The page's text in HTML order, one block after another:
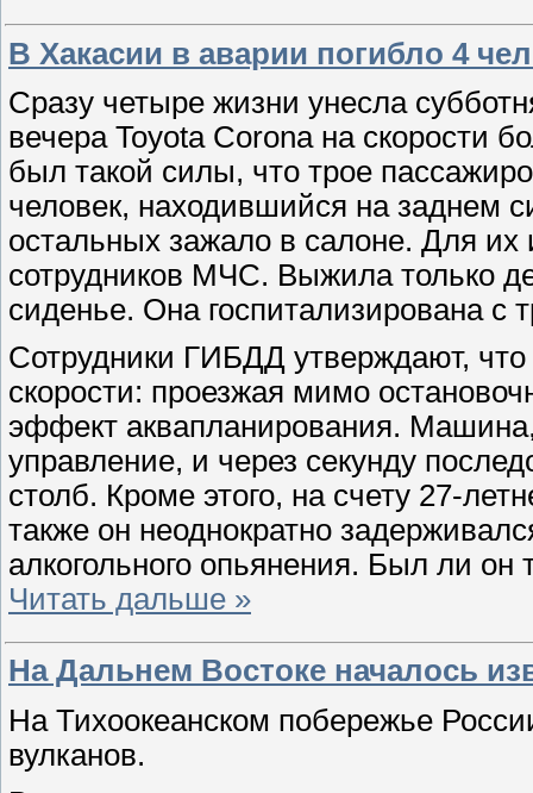
В Хакасии в аварии погибло 4
Сразу четыре жизни унесла
вечера Toyota Corona на скорости
был такой силы, что трое
человек, находившийся на заднем
остальных зажало в салоне. Для
сотрудников МЧС. Выжила только
сиденье. Она госпитализирована с
Сотрудники ГИБДД утверждают,
скорости: проезжая мимо
эффект аквапланирования.
управление, и через секунду
столб. Кроме этого, на счету 27-
также он неоднократно
алкогольного опьянения. Был ли
Читать дальше »
На Дальнем Востоке началось
На Тихоокеанском побережье
вулканов.